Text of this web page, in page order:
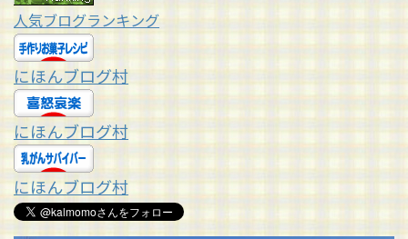
人気ブログランキング
にほんブログ村
にほんブログ村
にほんブログ村